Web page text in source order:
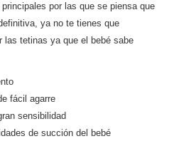
por las que se piensa que
ya no te tienes que
las tetinas ya que el bebé sabe
fácil agarre
sensibilidad
de succión del bebé